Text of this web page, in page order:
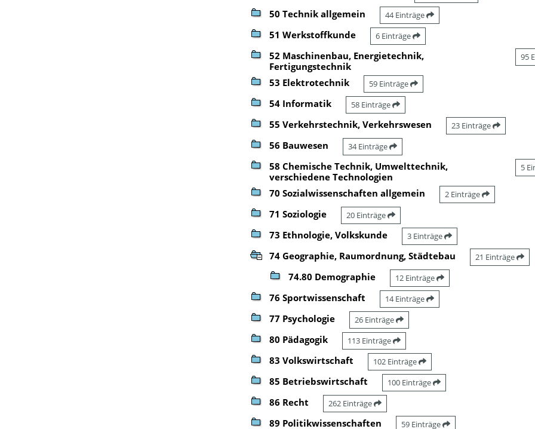
50 Technik allgemein 44 Einträge
51 Werkstoffkunde 6 Einträge
52 Maschinenbau, Energietechnik,
Fertigungstechnik
95
53 Elektrotechnik 59 Einträge
54 Informatik 58 Einträge
55 Verkehrstechnik, Verkehrswesen 23 Einträge
56 Bauwesen 34 Einträge
58 Chemische Technik, Umwelttechnik,
verschiedene Technologien
5
70 Sozialwissenschaften allgemein 2 Einträge
71 Soziologie 20 Einträge
73 Ethnologie, Volkskunde 3 Einträge
74 Geographie, Raumordnung, Städtebau 21 Einträge
74.80 Demographie 12 Einträge
76 Sportwissenschaft 14 Einträge
77 Psychologie 26 Einträge
80 Pädagogik 113 Einträge
83 Volkswirtschaft 102 Einträge
85 Betriebswirtschaft 100 Einträge
86 Recht 262 Einträge
89 Politikwissenschaften 59 Einträge